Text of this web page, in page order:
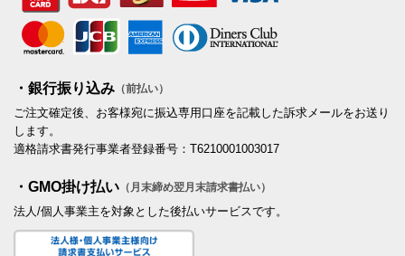
・銀行振り込み （前払い）
ご注文確定後、お客様宛に振込専用口座を記載した訴求メールをお送り
します。
適格請求書発行事業者登録番号：T6210001003017
・GMO掛け払い （月末締め翌月末請求書払い）
法人/個人事業主を対象とした後払いサービスです。